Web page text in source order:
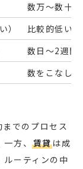
数万〜数十
）
比較的低い
数日〜2週間
数をこなし
でのプロセス
一方、賃貸は成
ルーティンの中